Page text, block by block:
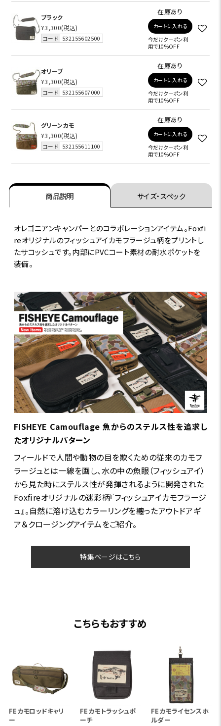
ブラック
¥3,300(税込)
コード 532155602500
在庫あり
カートに入れる
今だけクーポン利
用で10%OFF
オリーブ
¥3,300(税込)
コード 532155607000
在庫あり
カートに入れる
今だけクーポン利
用で10%OFF
グリーンカモ
¥3,300(税込)
コード 532155611100
在庫あり
カートに入れる
今だけクーポン利
用で10%OFF
商品説明 サイズ・スペック
オレゴニアンキャンパーとのコラボレーションアイテム。Foxfi
reオリジナルのフィッシュアイカモフラージュ柄をプリントし
たサコッシュです。内部にPVCコート素材の耐水ポケットを
装備。
FISHEYE Camouflage 魚からのステルス性を追求し
たオリジナルパターン
フィールドで人間や動物の目を欺くための従来のカモフ
ラージュとは一線を画し、水の中の魚眼（フィッシュアイ）
から見た時にステルス性が発揮されるように開発された
Foxfireオリジナルの迷彩柄『フィッシュアイカモフラージ
ュ』。自然に溶け込むカラーリングを纏ったアウトドアギ
ア＆クロージングアイテムをご紹介。
特集ページはこちら
こちらもおすすめ
FEカモロッドキャリ
ー
FEカモトラッシュポ
ーチ
FEカモライセンスホ
ルダー